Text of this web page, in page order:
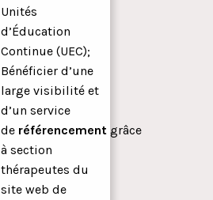
Unités
d’Éducation
Continue (UEC);
Bénéficier d’une
large visibilité et
d’un service
de référencement grâce
à section
thérapeutes du
site web de